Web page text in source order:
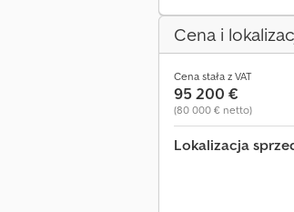
Cena i
Cena stała z VAT
95 200 €
(80 000 € netto)
Lokalizacja